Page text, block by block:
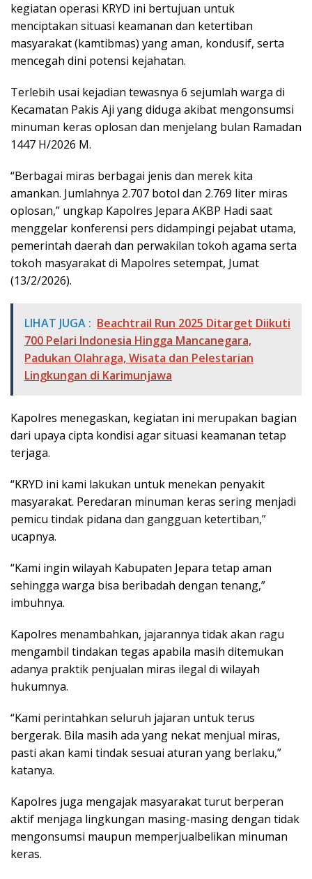
kegiatan operasi KRYD ini bertujuan untuk
menciptakan situasi keamanan dan ketertiban
masyarakat (kamtibmas) yang aman, kondusif, serta
mencegah dini potensi kejahatan.
Terlebih usai kejadian tewasnya 6 sejumlah warga di
Kecamatan Pakis Aji yang diduga akibat mengonsumsi
minuman keras oplosan dan menjelang bulan Ramadan
1447 H/2026 M.
“Berbagai miras berbagai jenis dan merek kita
amankan. Jumlahnya 2.707 botol dan 2.769 liter miras
oplosan,” ungkap Kapolres Jepara AKBP Hadi saat
menggelar konferensi pers didampingi pejabat utama,
pemerintah daerah dan perwakilan tokoh agama serta
tokoh masyarakat di Mapolres setempat, Jumat
(13/2/2026).
LIHAT JUGA : Beachtrail Run 2025 Ditarget Diikuti
700 Pelari Indonesia Hingga Mancanegara,
Padukan Olahraga, Wisata dan Pelestarian
Lingkungan di Karimunjawa
Kapolres menegaskan, kegiatan ini merupakan bagian
dari upaya cipta kondisi agar situasi keamanan tetap
terjaga.
“KRYD ini kami lakukan untuk menekan penyakit
masyarakat. Peredaran minuman keras sering menjadi
pemicu tindak pidana dan gangguan ketertiban,”
ucapnya.
“Kami ingin wilayah Kabupaten Jepara tetap aman
sehingga warga bisa beribadah dengan tenang,”
imbuhnya.
Kapolres menambahkan, jajarannya tidak akan ragu
mengambil tindakan tegas apabila masih ditemukan
adanya praktik penjualan miras ilegal di wilayah
hukumnya.
“Kami perintahkan seluruh jajaran untuk terus
bergerak. Bila masih ada yang nekat menjual miras,
pasti akan kami tindak sesuai aturan yang berlaku,”
katanya.
Kapolres juga mengajak masyarakat turut berperan
aktif menjaga lingkungan masing-masing dengan tidak
mengonsumsi maupun memperjualbelikan minuman
keras.